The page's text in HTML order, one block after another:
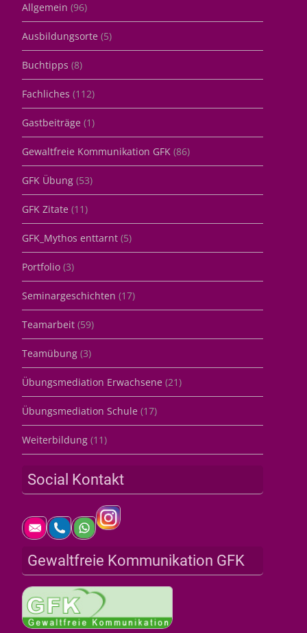
Allgemein (96)
Ausbildungsorte (5)
Buchtipps (8)
Fachliches (112)
Gastbeiträge (1)
Gewaltfreie Kommunikation GFK (86)
GFK Übung (53)
GFK Zitate (11)
GFK_Mythos enttarnt (5)
Portfolio (3)
Seminargeschichten (17)
Teamarbeit (59)
Teamübung (3)
Übungsmediation Erwachsene (21)
Übungsmediation Schule (17)
Weiterbildung (11)
Social Kontakt
Gewaltfreie Kommunikation GFK